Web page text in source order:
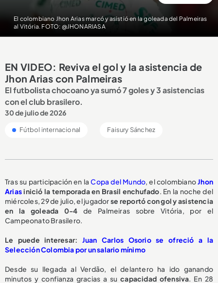
El colombiano Jhon Arias marcó y asistió en la goleada del Palmeiras
al Vitória. FOTO: @JHONARIASA
EN VIDEO: Reviva el gol y la asistencia de
Jhon Arias con Palmeiras
El futbolista chocoano ya sumó 7 goles y 3 asistencias
con el club brasilero.
30 de julio de 2026
Fútbol internacional Faisury Sánchez
Tras su participación en laCopa del Mundo, el colombianoJhon
Ariasinició la temporada en Brasil enchufado. En la noche del
miércoles, 29 de julio, el jugadorse reportócon gol y asistencia
en la goleada 0-4de Palmeiras sobre Vitória, por el
Campeonato Brasilero.
Le puede interesar: Juan Carlos Osorio se ofreció a la
Selección Colombia por un salario mínimo
Desde su llegada al Verdão, el delantero ha ido ganando
minutos y confianza gracias a sucapacidad ofensiva. En 28